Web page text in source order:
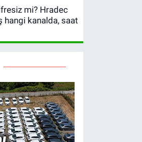
kaçta?
Şifresiz
Avrupa
Eleme
mi? Hradec
hangi kanalda, saat